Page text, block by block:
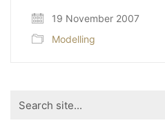
19 November 2007
Modelling
for: